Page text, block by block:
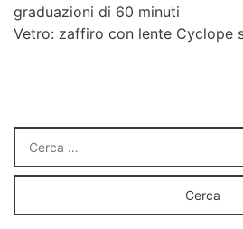
graduazioni di 60 minuti
Vetro: zaffiro con lente Cyclope